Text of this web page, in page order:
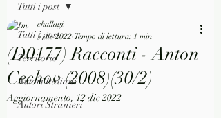
Tutti i post
Territorio
Autori Italiani
Autori Stranieri
Tutti i post
(D0177) Racconti - Anton
Cechov (2008)(30/2)
challagi
5 dic 2022 Tempo di lettura: 1 min
Aggiornamento: 12 dic 2022